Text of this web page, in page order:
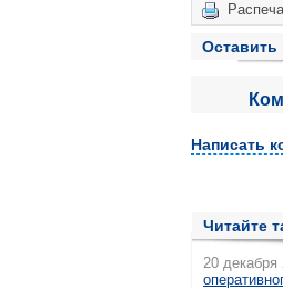
Оставить
Написать
Читайте
20 декабря